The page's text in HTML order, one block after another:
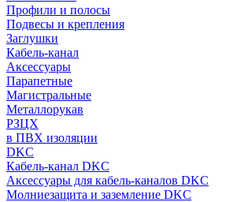
Профили и полосы
Подвесы и крепления
Заглушки
Кабель-канал
Аксессуары
Парапетные
Магистральные
Металлорукав
РЗЦХ
в ПВХ изоляции
DKC
Кабель-канал DKC
Аксессуары для кабель-каналов DKC
Молниезащита и заземление DKC